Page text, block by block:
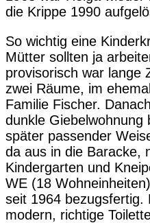
die Krippe 1990
So wichtig eine
Mütter sollten ja
provisorisch war lange
zwei Räume, im
Familie Fischer.
dunkle Giebelwohnung
später passender
da aus in die Baracke,
Kindergarten und
WE (18
seit 1964 bezugsfertig.
modern, richtige